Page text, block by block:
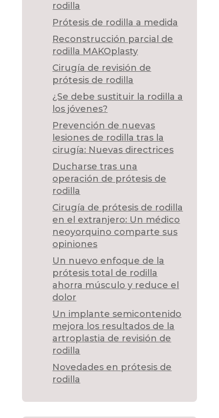
rodilla
Prótesis de rodilla a medida
Reconstrucción parcial de
rodilla MAKOplasty
Cirugía de revisión de
prótesis de rodilla
¿Se debe sustituir la rodilla a
los jóvenes?
Prevención de nuevas
lesiones de rodilla tras la
cirugía: Nuevas directrices
Ducharse tras una
operación de prótesis de
rodilla
Cirugía de prótesis de rodilla
en el extranjero: Un médico
neoyorquino comparte sus
opiniones
Un nuevo enfoque de la
prótesis total de rodilla
ahorra músculo y reduce el
dolor
Un implante semicontenido
mejora los resultados de la
artroplastia de revisión de
rodilla
Novedades en prótesis de
rodilla